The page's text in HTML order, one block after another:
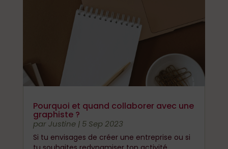
Pourquoi et quand collaborer avec une
graphiste ?
parJustine| 5 Sep 2023
Si tu envisages de créer une entreprise ou si